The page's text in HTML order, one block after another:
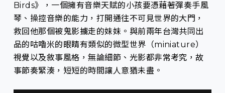
Birds》，一個擁有音樂天賦的小孩要憑藉著彈奏手風
琴、操控音樂的能力，打開通往不可見世界的大門，
救回他那個被鬼影擄走的妹妹。與前兩年台灣共同出
品的咕嚕米的眼睛有類似的微型世界（miniature）
視覺以及敘事風格，無論細節、光影都非常考究，故
事節奏緊湊，短短的時間讓人意猶未盡。